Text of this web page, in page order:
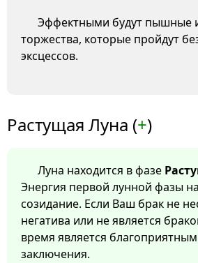
Эффектными будут пышные
торжества, которые пройдут
эксцессов.
Растущая Луна (+)
Луна находится в фазе
Энергия первой лунной фазы
созидание. Если Ваш брак не
негатива или не является
время является благоприятным
заключения.